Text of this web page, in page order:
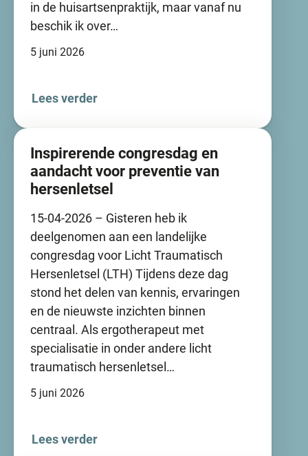
5 juni 2026
in de huisartsenpraktijk, maar vanaf nu
beschik ik over…
Lees verder
Inspirerende congresdag en
aandacht voor preventie van
hersenletsel
5 juni 2026
15-04-2026 – Gisteren heb ik
deelgenomen aan een landelijke
congresdag voor Licht Traumatisch
Hersenletsel (LTH) Tijdens deze dag
stond het delen van kennis, ervaringen
en de nieuwste inzichten binnen
centraal. Als ergotherapeut met
specialisatie in onder andere licht
traumatisch hersenletsel…
Lees verder